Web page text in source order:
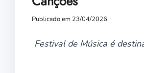
Publicado em 23/04/2026
Festival de Música é